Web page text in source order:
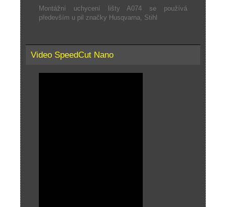
Montážní uchycení lišty A074 se používá
především u pil značky Husqvarna, Stihl
Video SpeedCut Nano